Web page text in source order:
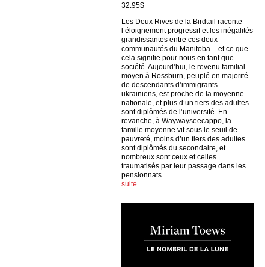
32.95$
Les Deux Rives de la Birdtail raconte
l’éloignement progressif et les inégalités
grandissantes entre ces deux
communautés du Manitoba – et ce que
cela signifie pour nous en tant que
société. Aujourd’hui, le revenu familial
moyen à Rossburn, peuplé en majorité
de descendants d’immigrants
ukrainiens, est proche de la moyenne
nationale, et plus d’un tiers des adultes
sont diplômés de l’université. En
revanche, à Waywayseecappo, la
famille moyenne vit sous le seuil de
pauvreté, moins d’un tiers des adultes
sont diplômés du secondaire, et
nombreux sont ceux et celles
traumatisés par leur passage dans les
pensionnats.
suite…